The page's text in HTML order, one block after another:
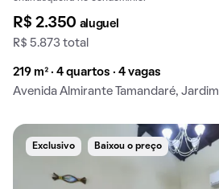
R$ 2.350 aluguel
R$ 5.873 total
219 m² · 4 quartos · 4 vagas
Avenida Almirante Tamandaré, Jardim
Exclusivo Baixou o preço